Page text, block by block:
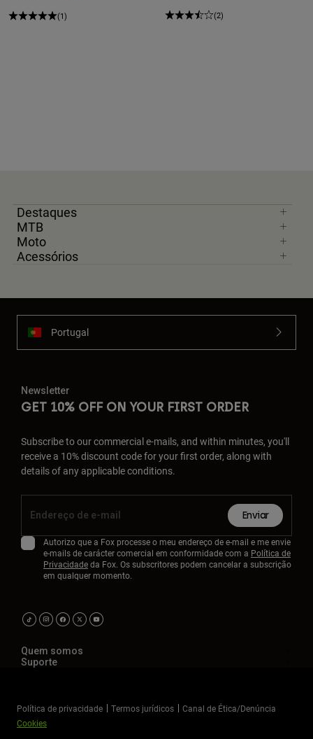
(1)
(2)
Destaques
MTB
Moto
Acessórios
Portugal
Newsletter
GET 10% OFF ON YOUR FIRST ORDER
Subscribe to our commercial e-mails, and within minutes, you'll
receive a 10% discount code for your first order, along with
details of any applicable conditions.
Enviar
Autorizo que a Fox processe o meu endereço de e-mail e me envie
e-mails de carácter comercial em conformidade com a Política de
Privacidadeda Fox. Os subscritores podem cancelar a subscrição
em qualquer momento.
Quem somos
Suporte
Política de privacidade Termos jurídicos
Canal de Ética/Denúncia
Cookies